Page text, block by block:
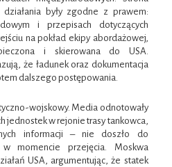
były zgodne z prawem:
i przepisach dotyczących
na pokład ekipy abordażowej,
i skierowana do USA.
że ładunek oraz dokumentacja
dalszego postępowania.
wojskowy. Media odnotowały
jednostek w rejonie trasy tankowca,
informacji – nie doszło do
momencie przejęcia. Moskwa
USA, argumentując, że statek